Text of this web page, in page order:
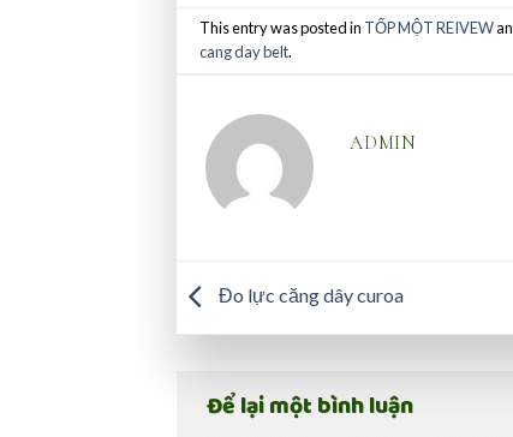
This entry was posted in TỐP MỘT REIVEW
cang day belt.
ADMIN
Đo lực căng dây curoa
Để lại một bình luận